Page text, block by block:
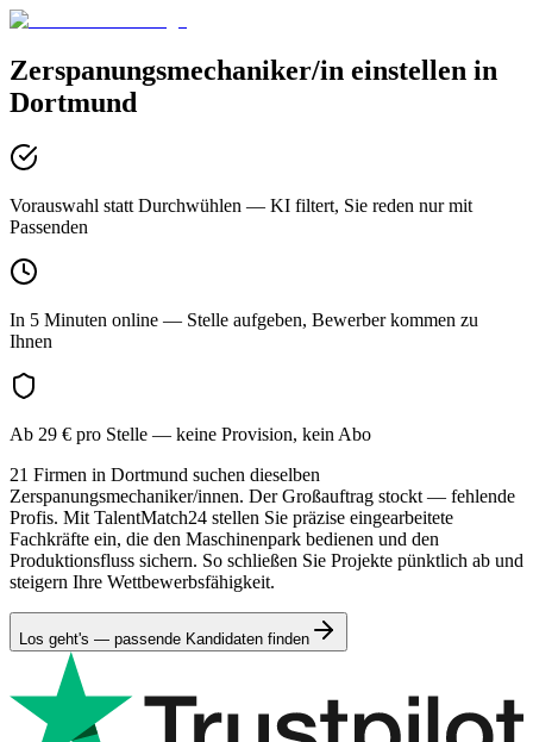
Zerspanungsmechaniker/in einstellen in
Dortmund
Vorauswahl statt Durchwühlen — KI filtert, Sie reden nur mit
Passenden
In 5 Minuten online — Stelle aufgeben, Bewerber kommen zu
Ihnen
Ab 29 € pro Stelle — keine Provision, kein Abo
21 Firmen in Dortmund suchen dieselben
Zerspanungsmechaniker/innen. Der Großauftrag stockt — fehlende
Profis. Mit TalentMatch24 stellen Sie präzise eingearbeitete
Fachkräfte ein, die den Maschinenpark bedienen und den
Produktionsfluss sichern. So schließen Sie Projekte pünktlich ab und
steigern Ihre Wettbewerbsfähigkeit.
Los geht's — passende Kandidaten finden